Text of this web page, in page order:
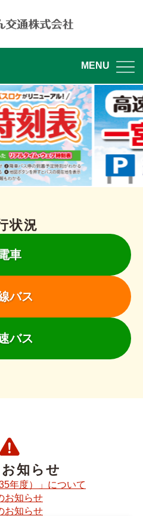
MENU
状況
車
バス
バス
知らせ
年度）」について
お知らせ
お知らせ